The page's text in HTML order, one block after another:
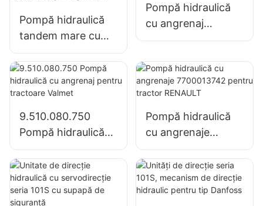
Pompă hidraulică
tandem mare cu
pompă cu
angrenaje SJ21032
pentru tractor
John Deere
1204/1354/6110B
Pompă hidraulică
cu angrenaj
RE73947 RE72058
John Deere
9.510.080.750
Pompă hidraulică
cu angrenaj pentru
tractoare Valmet
Pompă hidraulică
cu angrenaje
7700013742 pentru
tractor RENAULT